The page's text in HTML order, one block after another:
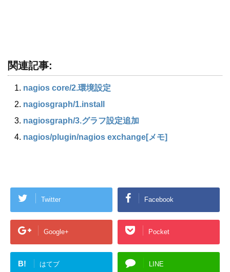
関連記事:
nagios core​/2.環境設定
nagiosgraph/1.install
nagiosgraph​/3.グラフ設定追加
nagios​/plugin​/nagios exchange[メモ]
Twitter Facebook
Google+ Pocket
B! はてブ LINE